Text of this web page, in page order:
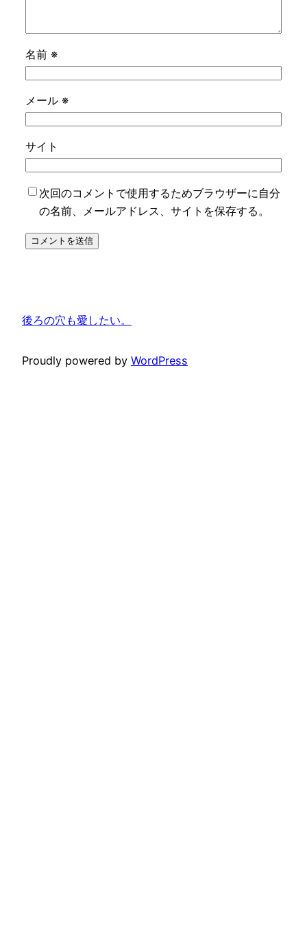
名前 ※
メール ※
サイト
次回のコメントで使用するためブラウザーに自分
の名前、メールアドレス、サイトを保存する。
後ろの穴も愛したい。
Proudly powered by WordPress